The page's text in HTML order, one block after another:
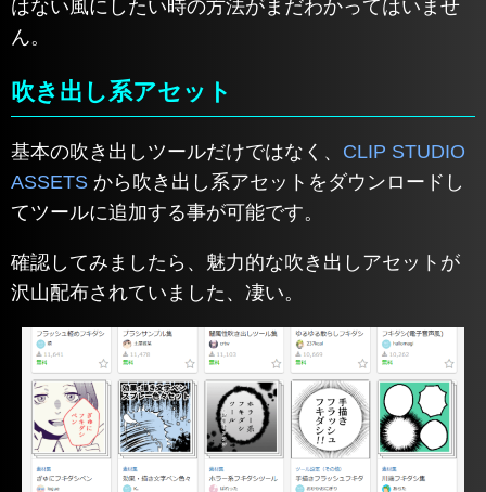
はない風にしたい時の方法がまだわかってはいませ
ん。
吹き出し系アセット
基本の吹き出しツールだけではなく、 CLIP STUDIO
ASSETS から吹き出し系アセットをダウンロードし
てツールに追加する事が可能です。
確認してみましたら、魅力的な吹き出しアセットが
沢山配布されていました、凄い。